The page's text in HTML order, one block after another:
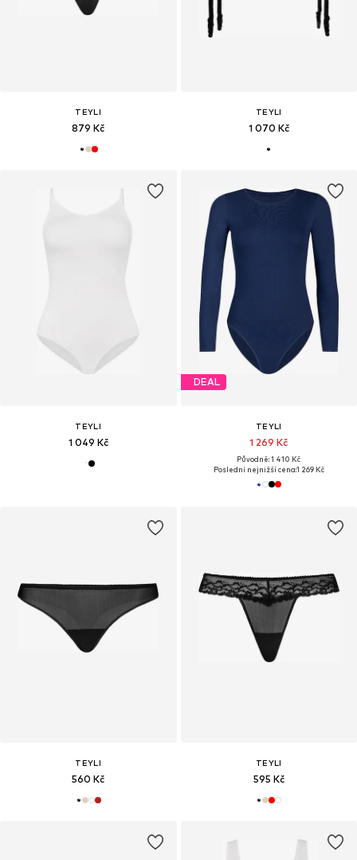
TEYLI
879 Kč
TEYLI
1 070 Kč
TEYLI
1 049 Kč
DEAL
TEYLI
1 269 Kč
Původně: 1 410 Kč
Poslední nejnižší cena:1 269 Kč
TEYLI
560 Kč
TEYLI
595 Kč